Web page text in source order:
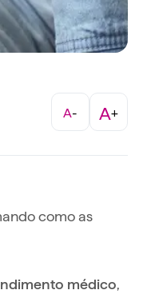
A- A+
como as
médico,